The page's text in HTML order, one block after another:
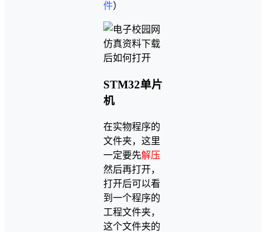
件）
STM32单片
机
在实物程序的
文件夹，这里
一定要先解压
然后再打开，
打开后可以看
到一个程序的
工程文件夹，
这个文件夹的